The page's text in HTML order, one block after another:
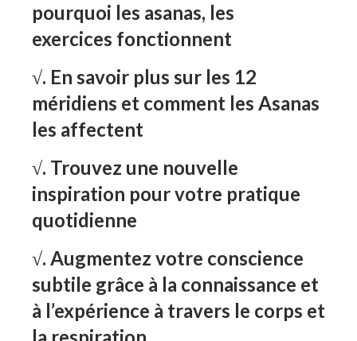
pourquoi les asanas, les
exercices fonctionnent
√. En savoir plus sur les 12
méridiens et comment les Asanas
les affectent
√. Trouvez une nouvelle
inspiration pour votre pratique
quotidienne
√. Augmentez votre conscience
subtile grâce à la connaissance et
à l’expérience à travers le corps et